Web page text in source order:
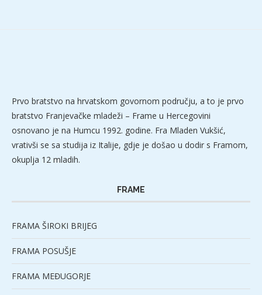
Prvo bratstvo na hrvatskom govornom području, a to je prvo
bratstvo Franjevačke mladeži – Frame u Hercegovini
osnovano je na Humcu 1992. godine. Fra Mladen Vukšić,
vrativši se sa studija iz Italije, gdje je došao u dodir s Framom,
okuplja 12 mladih.
FRAME
FRAMA ŠIROKI BRIJEG
FRAMA POSUŠJE
FRAMA MEĐUGORJE